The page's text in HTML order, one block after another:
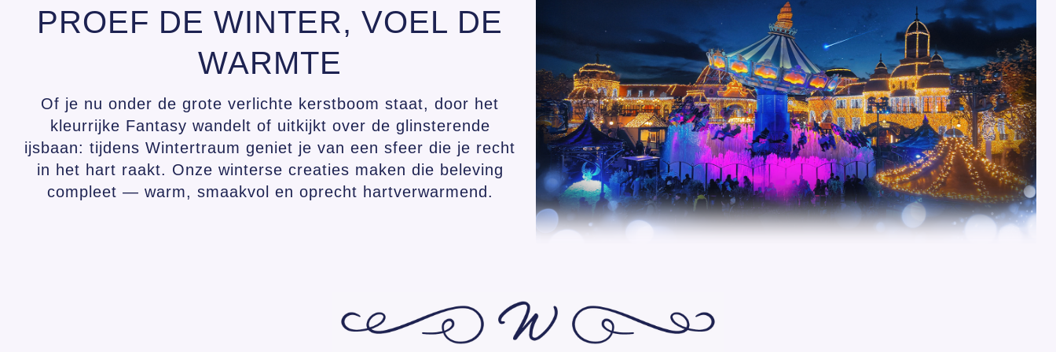
PROEF DE WINTER, VOEL DE
WARMTE
Of je nu onder de grote verlichte kerstboom staat, door het
kleurrijke Fantasy wandelt of uitkijkt over de glinsterende
ijsbaan: tijdens Wintertraum geniet je van een sfeer die je recht
in het hart raakt. Onze winterse creaties maken die beleving
compleet — warm, smaakvol en oprecht hartverwarmend.